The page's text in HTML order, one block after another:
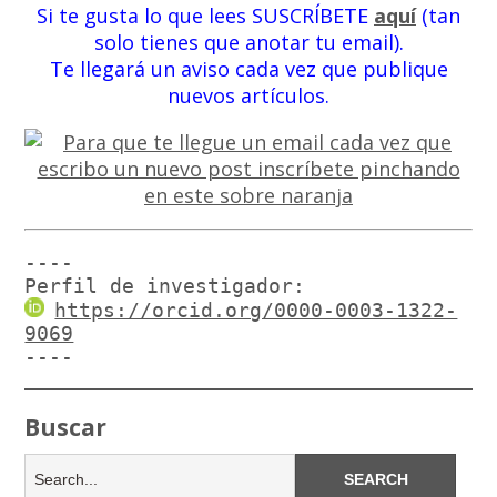
Si te gusta lo que lees SUSCRÍBETE aquí(tan
solo tienes que anotar tu email).
Te llegará un aviso cada vez que publique
nuevos artículos.
----
Perfil de investigador:
https://orcid.org/0000-0003-1322-
9069
----
Buscar